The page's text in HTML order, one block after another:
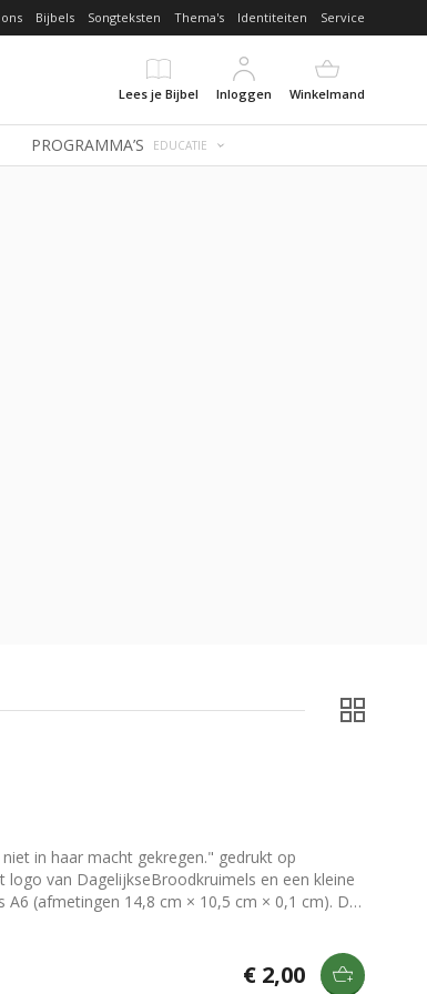
Bijbels Songteksten Thema's Identiteiten Service
Lees je Bijbel
Inloggen Winkelmand
PROGRAMMA’S EDUCATIE
in haar macht gekregen." gedrukt op
strip die nat gemaakt moet worden om de
op te hangen? Bekijk dan onze [klemborden]
€ 2,00